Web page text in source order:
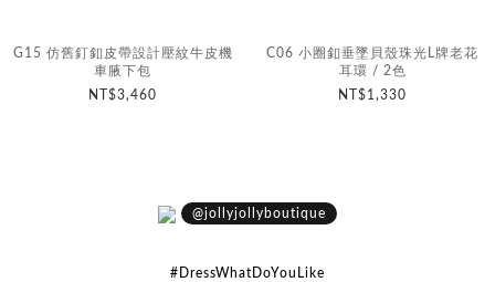
G15 仿舊釘釦皮帶設計壓紋牛皮機
車腋下包
NT$3,460
C06 小圈釦垂墜貝殼珠光L牌老花
耳環 / 2色
NT$1,330
@jollyjollyboutique
#DressWhatDoYouLike